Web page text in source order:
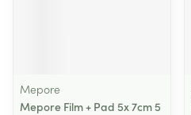
Mepore
Mepore Film + Pad 5x 7cm 5